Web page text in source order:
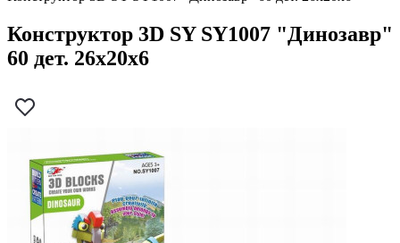
Конструктор 3D SY SY1007 "Динозавр"
60 дет. 26х20х6